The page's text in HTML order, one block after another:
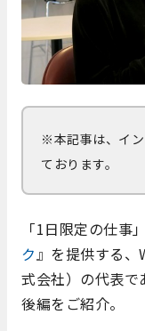
※本記事は、イ
ております。
「1日限定の仕事
ク』を提供する
式会社）の代表で
後編をご紹介。